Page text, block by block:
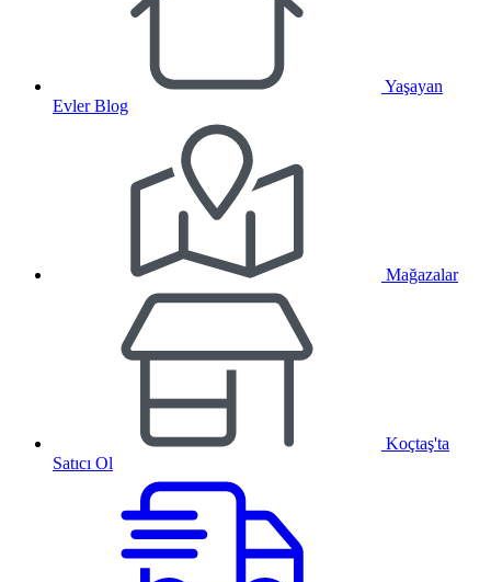
Yaşayan
Evler Blog
Mağazalar
Koçtaş'ta
Satıcı Ol